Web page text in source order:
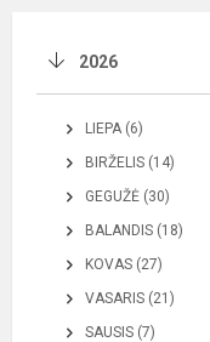
2026
LIEPA (6)
BIRŽELIS (14)
GEGUŽĖ (30)
BALANDIS (18)
KOVAS (27)
VASARIS (21)
SAUSIS (7)